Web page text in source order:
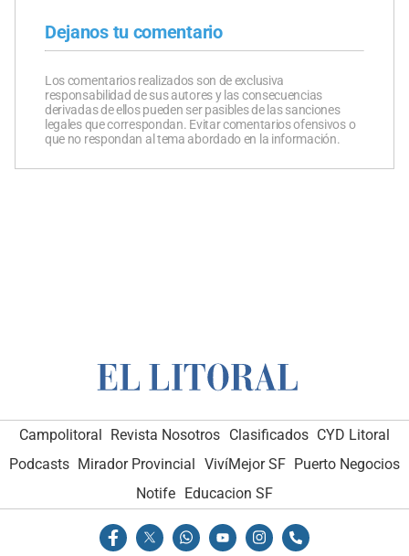
Dejanos tu comentario
Los comentarios realizados son de exclusiva
responsabilidad de sus autores y las consecuencias
derivadas de ellos pueden ser pasibles de las sanciones
legales que correspondan. Evitar comentarios ofensivos o
que no respondan al tema abordado en la información.
Campolitoral Revista Nosotros Clasificados CYD Litoral
Podcasts Mirador Provincial VivíMejor SF Puerto Negocios
Notife Educacion SF